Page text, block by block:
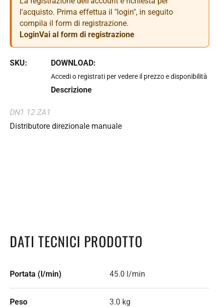
l'acquisto. Prima effettua il "login", in seguito
compila il form di registrazione.
LoginVai al form di registrazione
SKU: DOWNLOAD:
Accedi o registrati per vedere il prezzo e disponibilità
Descrizione
DN1 12 ZA1
Distributore direzionale manuale
DATI TECNICI PRODOTTO
Portata (l/min) 45.0 l/min
Peso 3.0 kg